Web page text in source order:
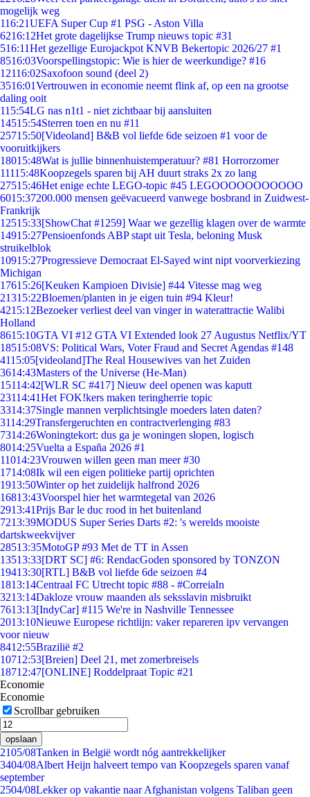
mogelijk weg
116:21UEFA Super Cup #1 PSG - Aston Villa
6216:12Het grote dagelijkse Trump nieuws topic #31
516:11Het gezellige Eurojackpot KNVB Bekertopic 2026/27 #1
8516:03Voorspellingstopic: Wie is hier de weerkundige? #16
12116:02Saxofoon sound (deel 2)
3516:01Vertrouwen in economie neemt flink af, op een na grootse
daling ooit
115:54LG nas n1t1 - niet zichtbaar bij aansluiten
14515:54Sterren toen en nu #11
25715:50[Videoland] B&B vol liefde 6de seizoen #1 voor de
vooruitkijkers
18015:48Wat is jullie binnenhuistemperatuur? #81 Horrorzomer
11115:48Koopzegels sparen bij AH duurt straks 2x zo lang
27515:46Het enige echte LEGO-topic #45 LEGOOOOOOOOOOO
6015:37200.000 mensen geëvacueerd vanwege bosbrand in Zuidwest-
Frankrijk
12515:33[ShowChat #1259] Waar we gezellig klagen over de warmte
14915:27Pensioenfonds ABP stapt uit Tesla, beloning Musk
struikelblok
10915:27Progressieve Democraat El-Sayed wint nipt voorverkiezing
Michigan
17615:26[Keuken Kampioen Divisie] #44 Vitesse mag weg
21315:22Bloemen/planten in je eigen tuin #94 Kleur!
4215:12Bezoeker verliest deel van vinger in waterattractie Walibi
Holland
8615:10GTA VI #12 GTA VI Extended look 27 Augustus Netflix/YT
18515:08VS: Political Wars, Voter Fraud and Secret Agendas #148
4115:05[videoland]The Real Housewives van het Zuiden
3614:43Masters of the Universe (He-Man)
15114:42[WLR SC #417] Nieuw deel openen was kaputt
23114:41Het FOK!kers maken teringherrie topic
3314:37Single mannen verplichtsingle moeders laten daten?
3114:29Transfergeruchten en contractverlenging #83
7314:26Woningtekort: dus ga je woningen slopen, logisch
8014:25Vuelta a España 2026 #1
11014:23Vrouwen willen geen man meer #30
1714:08Ik wil een eigen politieke partij oprichten
1913:50Winter op het zuidelijk halfrond 2026
16813:43Voorspel hier het warmtegetal van 2026
2913:41Prijs Bar le duc rood in het buitenland
7213:39MODUS Super Series Darts #2: 's werelds mooiste
dartskweekvijver
28513:35MotoGP #93 Met de TT in Assen
13513:33[DRT SC] #6: RendacGoden sponsored by TONZON
19413:30[RTL] B&B vol liefde 6de seizoen #4
1813:14Centraal FC Utrecht topic #88 - #CorreiaIn
3213:14Dakloze vrouw maanden als seksslavin misbruikt
7613:13[IndyCar] #115 We're in Nashville Tennessee
2013:10Nieuwe Europese richtlijn: vaker repareren ipv vervangen
voor nieuw
8412:55Brazilië #2
10712:53[Breien] Deel 21, met zomerbreisels
18712:47[ONLINE] Roddelpraat Topic #21
Economie
Economie
Scrollbar gebruiken
opslaan
2105/08Tanken in België wordt nóg aantrekkelijker
3404/08Albert Heijn halveert tempo van Koopzegels sparen vanaf
september
2504/08Lekker op vakantie naar Afghanistan volgens Taliban geen